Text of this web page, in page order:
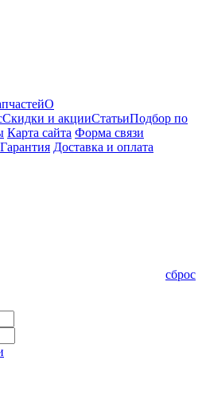
О
Скидки и акцииСтатьиПодбор по
Карта сайта Форма связи
Гарантия Доставка и оплата
сброс